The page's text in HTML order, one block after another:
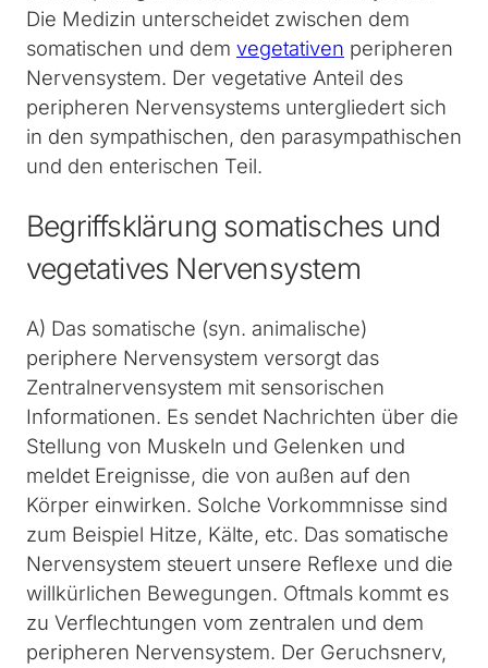
Die Medizin unterscheidet zwischen dem
somatischen und dem vegetativen peripheren
Nervensystem. Der vegetative Anteil des
peripheren Nervensystems untergliedert sich
in den sympathischen, den parasympathischen
und den enterischen Teil.
Begriffsklärung somatisches und
vegetatives Nervensystem
A) Das somatische (syn. animalische)
periphere Nervensystem versorgt das
Zentralnervensystem mit sensorischen
Informationen. Es sendet Nachrichten über die
Stellung von Muskeln und Gelenken und
meldet Ereignisse, die von außen auf den
Körper einwirken. Solche Vorkommnisse sind
zum Beispiel Hitze, Kälte, etc. Das somatische
Nervensystem steuert unsere Reflexe und die
willkürlichen Bewegungen. Oftmals kommt es
zu Verflechtungen vom zentralen und dem
peripheren Nervensystem. Der Geruchsnerv,